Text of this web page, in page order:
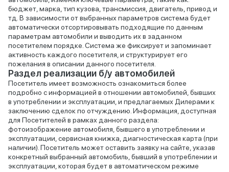
бюджет, марка, тип кузова, трансмиссия, двигатель, привод и
тд. В зависимости от выбранных параметров система будет
автоматически отсортировывать подходящие по данным
параметрам автомобили и выводить их в заданном
посетителем порядке. Система же фиксирует и запоминает
активность каждого посетителя, и структурирует его
пожелания в описании данного посетителя.
Раздел реализации б/у автомобилей
Посетитель имеет возможность ознакомиться более
подробно с информацией в отношении автомобилей, бывших
в употреблении и эксплуатации, и предлагаемых Дилерами к
заключению сделок по отчуждению. Информация, доступная
для Посетителей в рамках данного раздела:
фотоизображение автомобиля, бывшего в употреблении и
эксплуатации, сервисная книжка, диагностическая карта (при
наличии). Посетитель может оставить заявку на сайте, указав
конкретный выбранный автомобиль, бывший в употреблении и
эксплуатации, которая будет в автоматическом режиме